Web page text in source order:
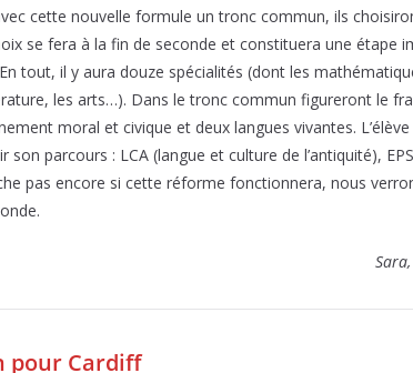
cette nouvelle formule un tronc commun, ils
se fera à la fin de seconde et constituera une étape
tout, il y aura douze spécialités (dont les
les arts…). Dans le tronc commun figureront le
moral et civique et deux langues vivantes.
son parcours : LCA (langue et culture de l’antiquité),
pas encore si cette réforme fonctionnera, nous
pour Cardiff